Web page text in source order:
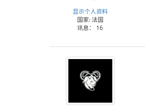
显示个人资料
国家: 法国
讯息： 16